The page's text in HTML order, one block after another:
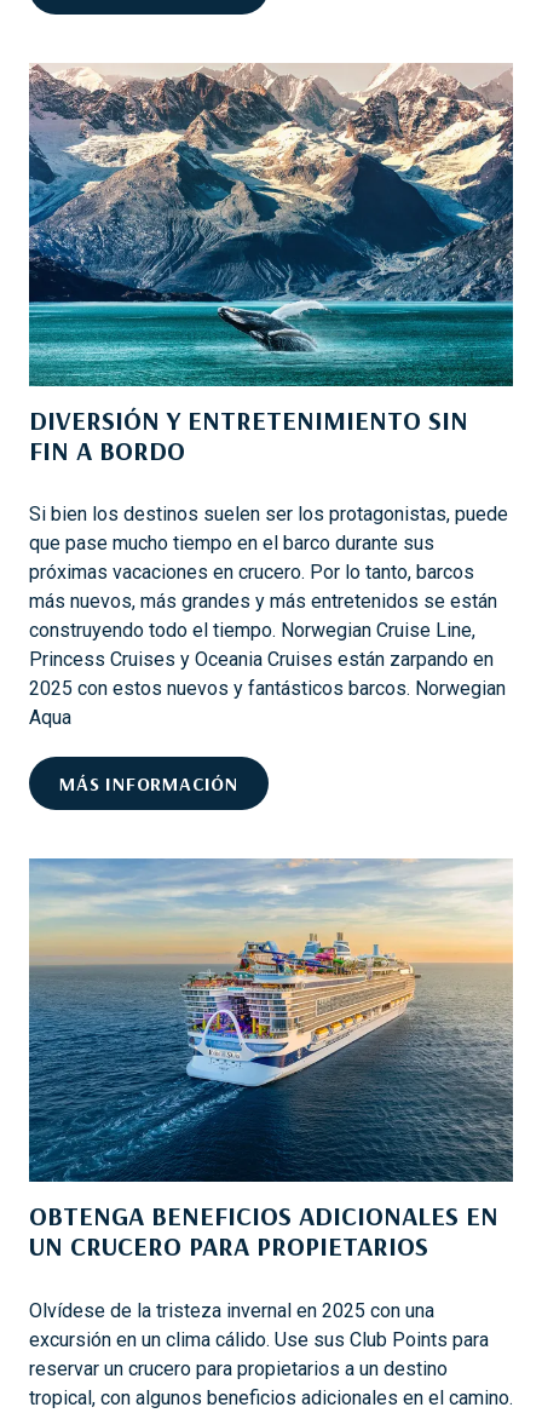
:
S
U
G
U
Í
A
P
A
R
A
U
N
V
E
G
A
C
I
Ó
S
N
C
O
N
V
E
N
I
S
1
1
O
P
R
A
S
E
X
C
L
U
S
I
V
A
N
S
T
.
T
H
DIVERSIÓN Y ENTRETENIMIENTO SIN
FIN A BORDO
Si bien los destinos suelen ser los protagonistas, puede
que pase mucho tiempo en el barco durante sus
próximas vacaciones en crucero. Por lo tanto, barcos
más nuevos, más grandes y más entretenidos se están
construyendo todo el tiempo. Norwegian Cruise Line,
Princess Cruises y Oceania Cruises están zarpando en
2025 con estos nuevos y fantásticos barcos. Norwegian
Aqua
MÁS INFORMACIÓN
I
E
R
S
I
Ó
N
Y
E
N
E
T
E
I
M
I
E
OBTENGA BENEFICIOS ADICIONALES EN
UN CRUCERO PARA PROPIETARIOS
Olvídese de la tristeza invernal en 2025 con una
excursión en un clima cálido. Use sus Club Points para
reservar un crucero para propietarios a un destino
tropical, con algunos beneficios adicionales en el camino.